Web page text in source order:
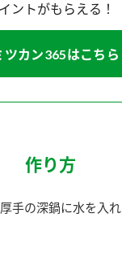
ントがもらえる！
ツカン365はこちら
作り方
手の深鍋に水を入